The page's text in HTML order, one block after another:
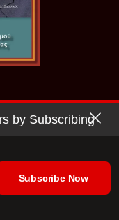
by Subscribing
Subscribe Now